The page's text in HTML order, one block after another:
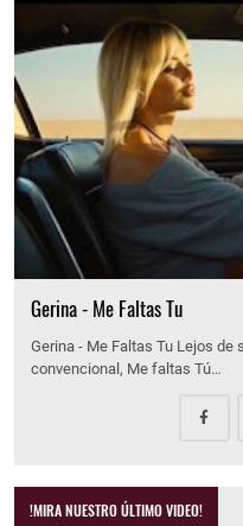
Gerina - Me Faltas Tu
Gerina - Me Faltas Tu Lejos de
convencional, Me faltas Tú…
!MIRA NUESTRO ÚLTIMO VIDEO!